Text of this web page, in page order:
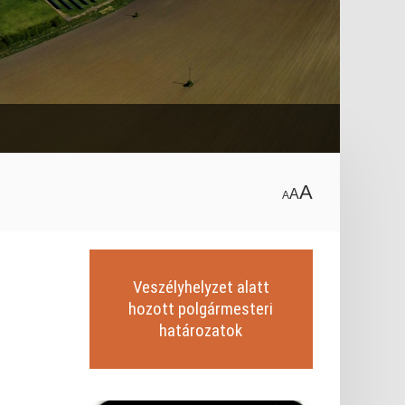
AAA
Veszélyhelyzet alatt
hozott polgármesteri
határozatok